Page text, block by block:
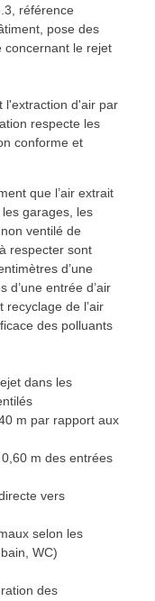
référence
pose des
concernant le rejet
que l’air extrait
garages, les
ventilé de
respecter sont
d’une
d’une entrée d’air
de l’air
des polluants
dans les
m par rapport aux
m des entrées
vers
selon les
WC)
des